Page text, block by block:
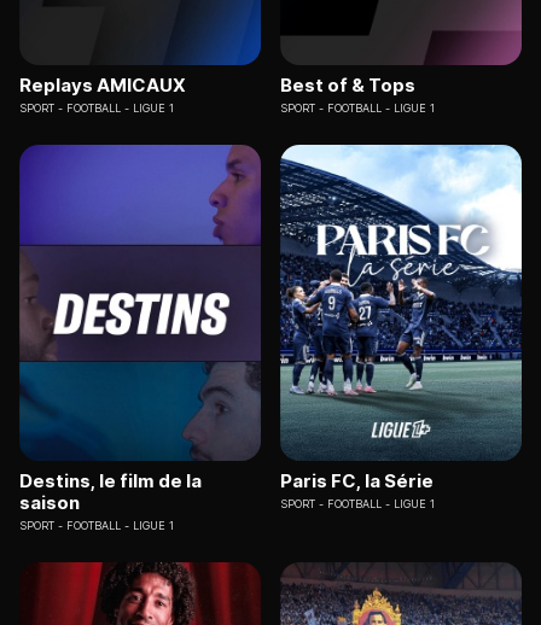
Replays AMICAUX
SPORT FOOTBALL - LIGUE 1
Best of & Tops
SPORT FOOTBALL - LIGUE 1
Destins, le film de la
saison
SPORT FOOTBALL - LIGUE 1
Paris FC, la Série
SPORT FOOTBALL - LIGUE 1